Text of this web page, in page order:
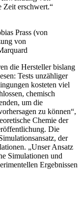
Zeit erschwert.“
Prass (von
von
die Hersteller bislang
Tests unzähliger
kosteten viel
chemisch
um die
zu können“,
Chemie der
Die
der
„Unser Ansatz
Simulationen und
Ergebnissen